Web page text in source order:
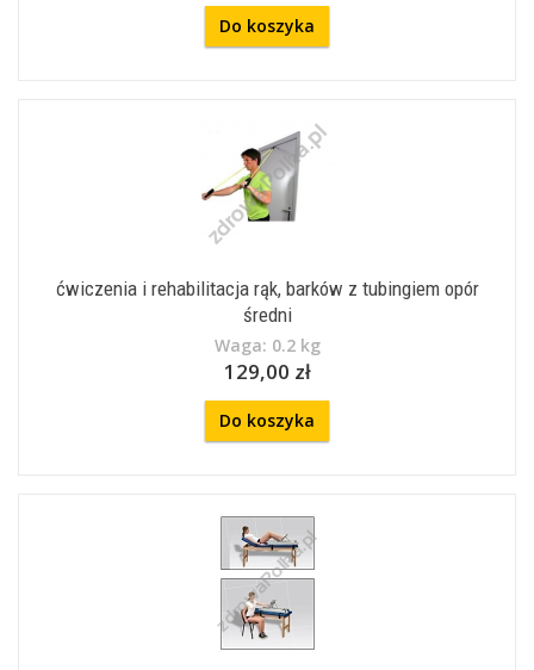
Do koszyka
ćwiczenia i rehabilitacja rąk, barków z tubingiem opór
średni
Waga: 0.2 kg
129,00 zł
Do koszyka